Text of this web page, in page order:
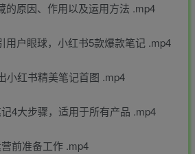
的原因、作用以及运用方法 .mp4
用户眼球，小红书5款爆款笔记 .mp4
小红书精美笔记首图 .mp4
4大步骤，适用于所有产品 .mp4
前准备工作 .mp4